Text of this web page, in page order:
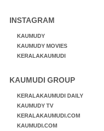
INSTAGRAM
KAUMUDY
KAUMUDY MOVIES
KERALAKAUMUDI
KAUMUDI GROUP
KERALAKAUMUDI DAILY
KAUMUDY TV
KERALAKAUMUDI.COM
KAUMUDI.COM